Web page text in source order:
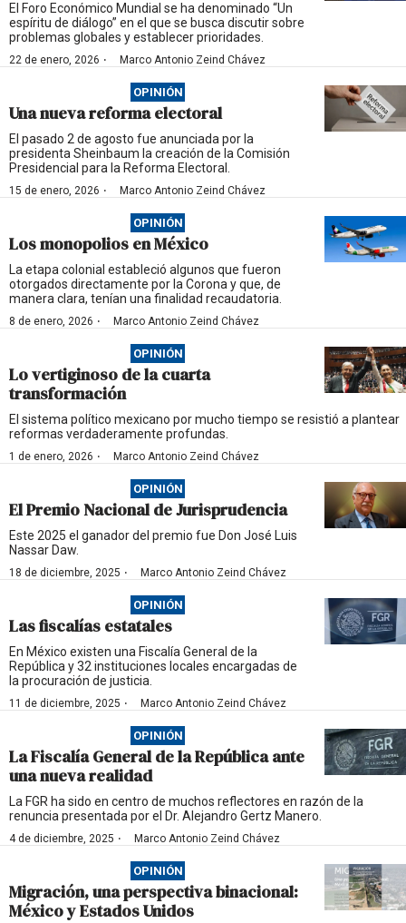
El Foro Económico Mundial se ha denominado “Un
espíritu de diálogo” en el que se busca discutir sobre
problemas globales y establecer prioridades.
22 de enero, 2026 · Marco Antonio Zeind Chávez
OPINIÓN
Una nueva reforma electoral
El pasado 2 de agosto fue anunciada por la
presidenta Sheinbaum la creación de la Comisión
Presidencial para la Reforma Electoral.
15 de enero, 2026 · Marco Antonio Zeind Chávez
OPINIÓN
Los monopolios en México
La etapa colonial estableció algunos que fueron
otorgados directamente por la Corona y que, de
manera clara, tenían una finalidad recaudatoria.
8 de enero, 2026 · Marco Antonio Zeind Chávez
OPINIÓN
Lo vertiginoso de la cuarta
transformación
El sistema político mexicano por mucho tiempo se resistió a plantear
reformas verdaderamente profundas.
1 de enero, 2026 · Marco Antonio Zeind Chávez
OPINIÓN
El Premio Nacional de Jurisprudencia
Este 2025 el ganador del premio fue Don José Luis
Nassar Daw.
18 de diciembre, 2025 · Marco Antonio Zeind Chávez
OPINIÓN
Las fiscalías estatales
En México existen una Fiscalía General de la
República y 32 instituciones locales encargadas de
la procuración de justicia.
11 de diciembre, 2025 · Marco Antonio Zeind Chávez
OPINIÓN
La Fiscalía General de la República ante
una nueva realidad
La FGR ha sido en centro de muchos reflectores en razón de la
renuncia presentada por el Dr. Alejandro Gertz Manero.
4 de diciembre, 2025 · Marco Antonio Zeind Chávez
OPINIÓN
Migración, una perspectiva binacional:
México y Estados Unidos